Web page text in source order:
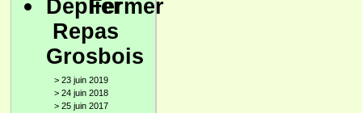
Repas
Grosbois
> 23 juin 2019
> 24 juin 2018
> 25 juin 2017